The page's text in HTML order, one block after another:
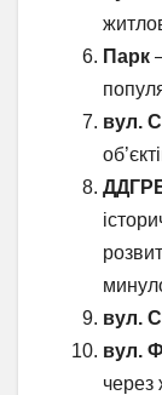
Парк
вул.
вул.
вул.
через